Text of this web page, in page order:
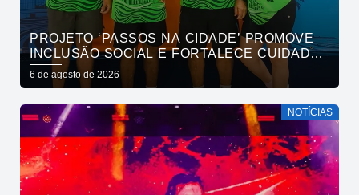
PROJETO ‘PASSOS NA CIDADE’ PROMOVE
INCLUSÃO SOCIAL E FORTALECE CUIDADO
EM SAÚDE MENTAL POR MEIO DA CORRIDA
6 de agosto de 2026
NOTÍCIAS